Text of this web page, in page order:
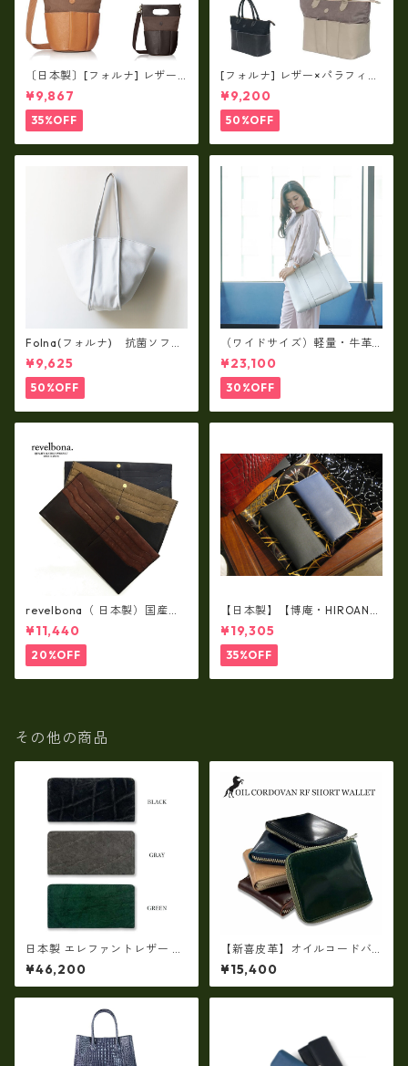
〔日本製〕[フォルナ] レザー×
パラフィン筒型2way シュリン
クレザー×79Aパラフィン fo
-259630
¥9,867
35%OFF
[フォルナ] レザー×パラフィン
筒型2way シュリンクレザー×
79Aパラフィン トートL fo-2
59632
¥9,200
50%OFF
Folna(フォルナ) 抗菌ソフト
スムースレザー トートバッグ
¥9,625
50%OFF
（ワイドサイズ）軽量・牛革
製品・2WAYヌメ革トートバッ
グ（A3サイズ/日本製）(高収
納）ir-02G
¥23,100
30%OFF
revelbona（ 日本製）国産牛
革製・お札入れ ロングウォ
レット rl-001
¥11,440
20%OFF
【日本製】【博庵・HIROAN】
最高級牛革（ボーテッド）札
入れ・長財布 ha-21535
¥19,305
35%OFF
その他の商品
日本製 エレファントレザー ×
姫路レザー ラウンドファスナ
ーロングウォレット長財布 本
革(5175)
¥46,200
【新喜皮革】オイルコードバ
ンラウンドファスナーショー
トウォレット 日本製 tc-048
4
¥15,400